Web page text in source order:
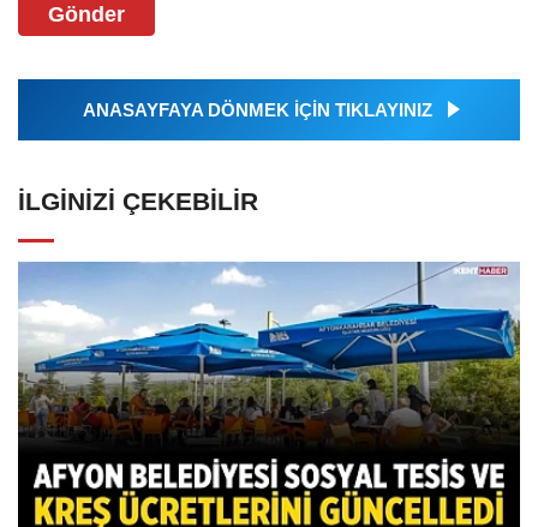
Gönder
ANASAYFAYA DÖNMEK İÇİN TIKLAYINIZ
İLGINIZI ÇEKEBILIR